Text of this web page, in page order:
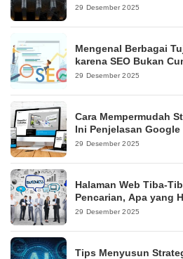
29 Desember 2025
Mengenal Berbagai
karena SEO Bukan
29 Desember 2025
Cara Mempermudah
Ini Penjelasan Google
29 Desember 2025
Halaman Web Tiba-
Pencarian, Apa yang
29 Desember 2025
Tips Menyusun